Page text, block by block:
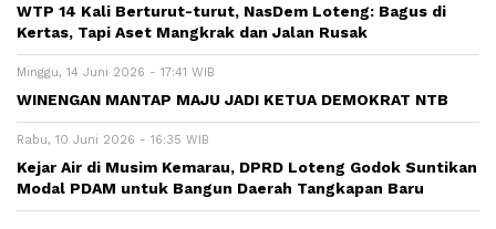
WTP 14 Kali Berturut-turut, NasDem Loteng: Bagus di
Kertas, Tapi Aset Mangkrak dan Jalan Rusak
Minggu, 14 Juni 2026 - 17:41 WIB
WINENGAN MANTAP MAJU JADI KETUA DEMOKRAT NTB
Rabu, 10 Juni 2026 - 16:35 WIB
Kejar Air di Musim Kemarau, DPRD Loteng Godok Suntikan
Modal PDAM untuk Bangun Daerah Tangkapan Baru